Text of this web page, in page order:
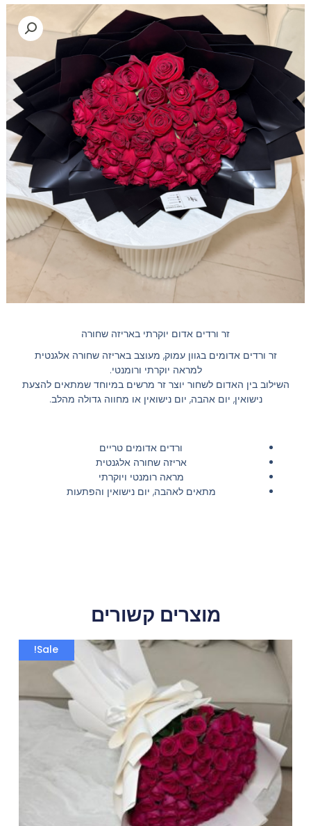
זר ורדים אדום יוקרתי באריזה שחורה
זר ורדים אדומים בגוון עמוק, מעוצב באריזה שחורה אלגנטית
למראה יוקרתי ורומנטי.
השילוב בין האדום לשחור יוצר זר מרשים במיוחד שמתאים להצעת
נישואין, יום אהבה, יום נישואין או מחווה גדולה מהלב.
ורדים אדומים טריים
אריזה שחורה אלגנטית
מראה רומנטי ויוקרתי
מתאים לאהבה, יום נישואין והפתעות
מוצרים קשורים
Sale!
המחיר
המקורי
היה:
933.00 ₪.
המחיר
הוא: